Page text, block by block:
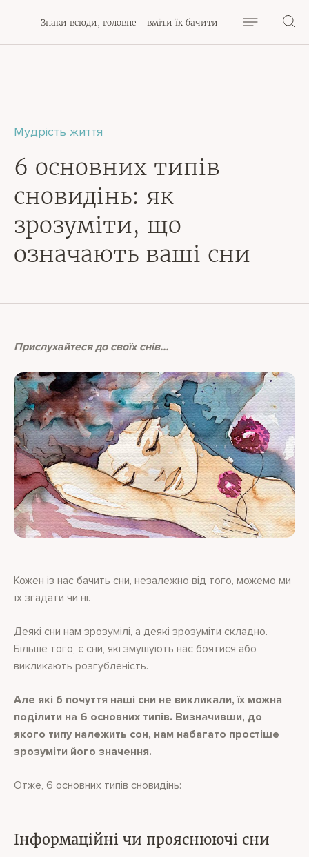
Знаки всюди, головне - вміти їх бачити
Мудрість життя
6 основних типів
сновидінь: як
зрозуміти, що
означають ваші сни
Прислухайтеся до своїх снів…
Кожен із нас бачить сни, незалежно від того, можемо ми
їх згадати чи ні.
Деякі сни нам зрозумілі, а деякі зрозуміти складно.
Більше того, є сни, які змушують нас боятися або
викликають розгубленість.
Але які б почуття наші сни не викликали, їх можна
поділити на 6 основних типів. Визначивши, до
якого типу належить сон, нам набагато простіше
зрозуміти його значення.
Отже, 6 основних типів сновидінь:
Інформаційні чи прояснюючі сни